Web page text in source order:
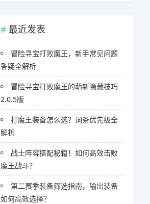
最近发表
冒险寻宝打败魔王，新手常见问题
答疑全解析
冒险寻宝打败魔王的萌新隐藏技巧
2.0.5版
打魔王装备怎么选？词条优先级全
解析
战士阵容搭配秘籍！如何高效击败
魔王战斗？
第二赛季装备筛选指南，输出装备
如何高效选择？